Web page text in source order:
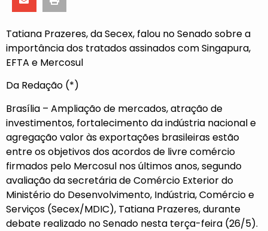
Tatiana Prazeres, da Secex, falou no Senado sobre a
importância dos tratados assinados com Singapura,
EFTA e Mercosul
Da Redação (*)
Brasília – Ampliação de mercados, atração de
investimentos, fortalecimento da indústria nacional e
agregação valor às exportações brasileiras estão
entre os objetivos dos acordos de livre comércio
firmados pelo Mercosul nos últimos anos, segundo
avaliação da secretária de Comércio Exterior do
Ministério do Desenvolvimento, Indústria, Comércio e
Serviços (Secex/MDIC), Tatiana Prazeres, durante
debate realizado no Senado nesta terça-feira (26/5).